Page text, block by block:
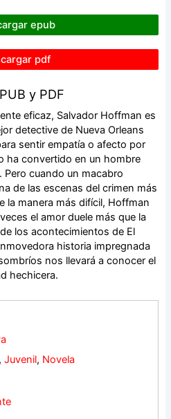
epub
pdf
y PDF
eficaz, Salvador Hoffman es
detective de Nueva Orleans
sentir empatía o afecto por
ha convertido en un hombre
cuando un macabro
de las escenas del crimen más
la manera más difícil, Hoffman
el amor duele más que la
los acontecimientos de El
historia impregnada
nos llevará a conocer el
hechicera.
, Juvenil, Novela